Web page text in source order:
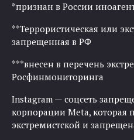
*признан в России
**Террористическая или
запрещенная в РФ
***внесен в перечень
Росфинмониторинга
Instagram — соцсеть
корпорации Meta, которая
экстремистской и